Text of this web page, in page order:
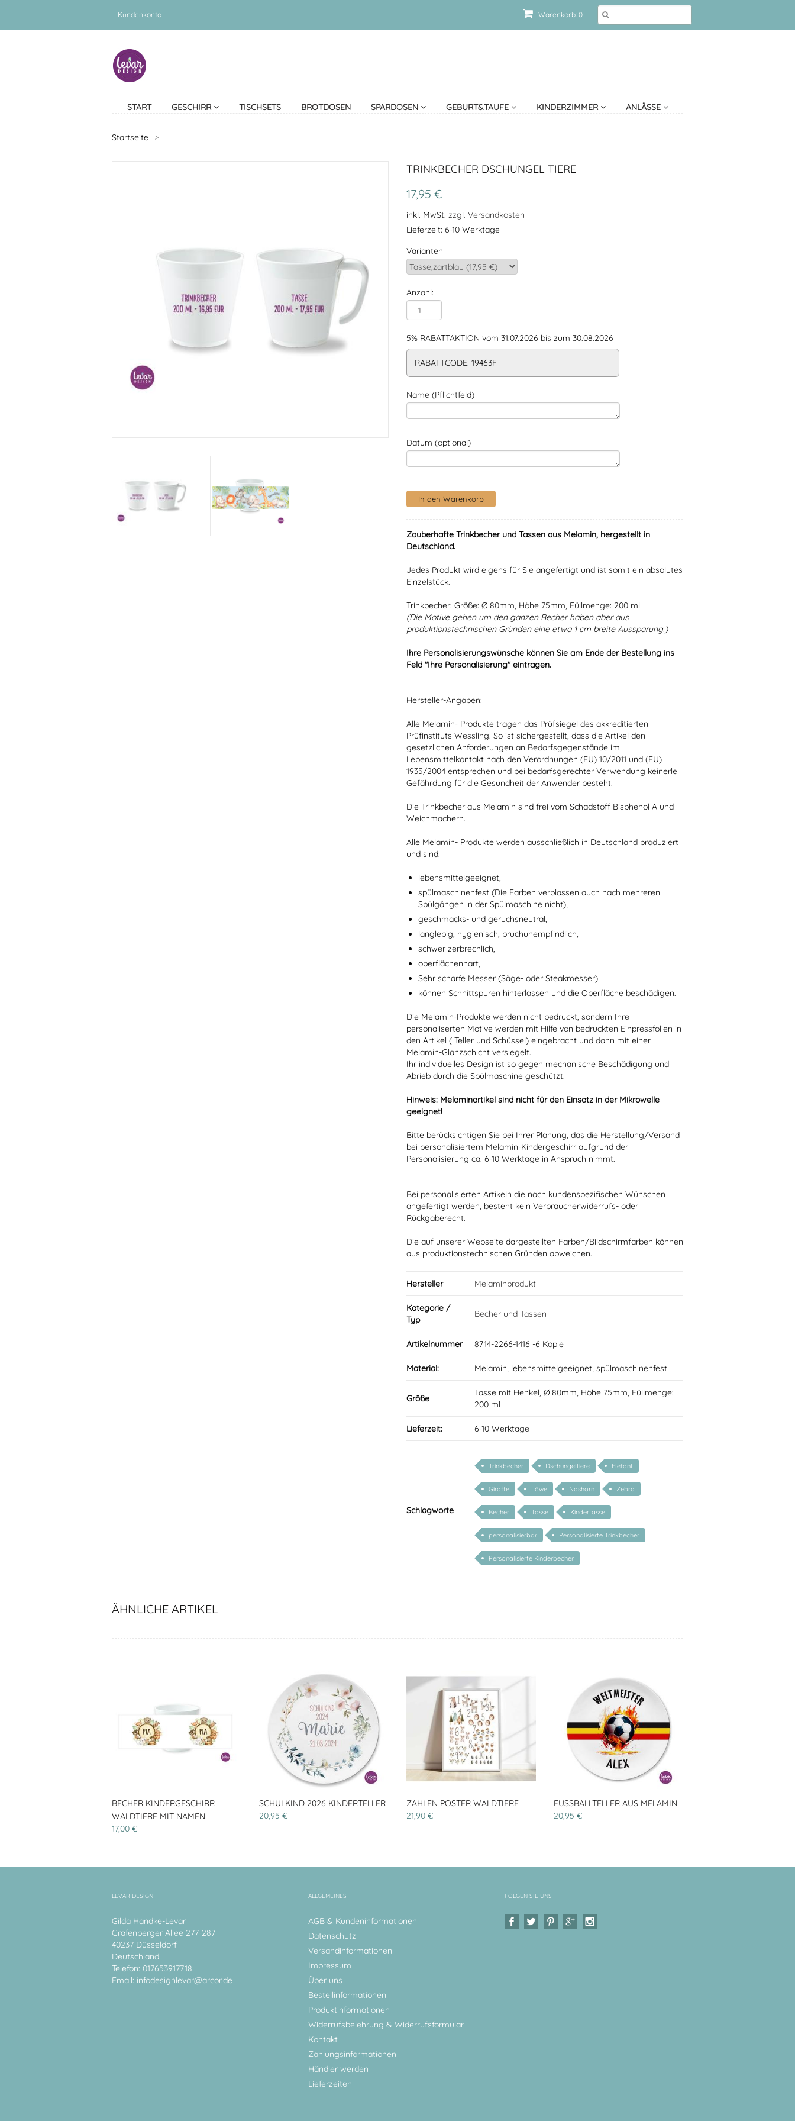
Warenkorb: 0
Kundenkonto
START GESCHIRR TISCHSETS BROTDOSEN SPARDOSEN GEBURT&TAUFE KINDERZIMMER ANLÄSSE
Startseite >
TRINKBECHER DSCHUNGEL TIERE
17,95 €
inkl. MwSt. zzgl. Versandkosten
Lieferzeit: 6-10 Werktage
Varianten
Anzahl:
5% RABATTAKTION vom 31.07.2026 bis zum 30.08.2026
RABATTCODE: 19463F
Name (Pflichtfeld)
Datum (optional)
Zauberhafte Trinkbecher und Tassen aus Melamin, hergestellt in
Deutschland.
Jedes Produkt wird eigens für Sie angefertigt und ist somit ein absolutes
Einzelstück.
Trinkbecher: Größe: Ø 80mm, Höhe 75mm, Füllmenge: 200 ml
(Die Motive gehen um den ganzen Becher haben aber aus
produktionstechnischen Gründen eine etwa 1 cm breite Aussparung.)
Ihre Personalisierungswünsche können Sie am Ende der Bestellung ins
Feld "Ihre Personalisierung" eintragen.
Hersteller-Angaben:
Alle Melamin- Produkte tragen das Prüfsiegel des akkreditierten
Prüfinstituts Wessling. So ist sichergestellt, dass die Artikel den
gesetzlichen Anforderungen an Bedarfsgegenstände im
Lebensmittelkontakt nach den Verordnungen (EU) 10/2011 und (EU)
1935/2004 entsprechen und bei bedarfsgerechter Verwendung keinerlei
Gefährdung für die Gesundheit der Anwender besteht.
Die Trinkbecher aus Melamin sind frei vom Schadstoff Bisphenol A und
Weichmachern.
Alle Melamin- Produkte werden ausschließlich in Deutschland produziert
und sind:
lebensmittelgeeignet,
spülmaschinenfest (Die Farben verblassen auch nach mehreren
Spülgängen in der Spülmaschine nicht),
geschmacks- und geruchsneutral,
langlebig, hygienisch, bruchunempfindlich,
schwer zerbrechlich,
oberflächenhart,
Sehr scharfe Messer (Säge- oder Steakmesser)
können Schnittspuren hinterlassen und die Oberfläche beschädigen.
Die Melamin-Produkte werden nicht bedruckt, sondern Ihre
personaliserten Motive werden mit Hilfe von bedruckten Einpressfolien in
den Artikel ( Teller und Schüssel) eingebracht und dann mit einer
Melamin-Glanzschicht versiegelt.
Ihr individuelles Design ist so gegen mechanische Beschädigung und
Abrieb durch die Spülmaschine geschützt.
Hinweis: Melaminartikel sind nicht für den Einsatz in der Mikrowelle
geeignet!
Bitte berücksichtigen Sie bei Ihrer Planung, das die Herstellung/Versand
bei personalisiertem Melamin-Kindergeschirr aufgrund der
Personalisierung ca. 6-10 Werktage in Anspruch nimmt.
Bei personalisierten Artikeln die nach kundenspezifischen Wünschen
angefertigt werden, besteht kein Verbraucherwiderrufs- oder
Rückgaberecht.
Die auf unserer Webseite dargestellten Farben/Bildschirmfarben können
aus produktionstechnischen Gründen abweichen.
Hersteller Melaminprodukt
Kategorie /
Typ
Becher und Tassen
Artikelnummer 8714-2266-1416 -6 Kopie
Material: Melamin, lebensmittelgeeignet, spülmaschinenfest
Größe
Tasse mit Henkel, Ø 80mm, Höhe 75mm, Füllmenge:
200 ml
Lieferzeit: 6-10 Werktage
Schlagworte
Trinkbecher Dschungeltiere Elefant
Giraffe Löwe Nashorn Zebra
Becher Tasse Kindertasse
personalisierbar Personalisierte Trinkbecher
Personalisierte Kinderbecher
ÄHNLICHE ARTIKEL
BECHER KINDERGESCHIRR
WALDTIERE MIT NAMEN
17,00 €
SCHULKIND 2026 KINDERTELLER
20,95 €
ZAHLEN POSTER WALDTIERE
21,90 €
FUSSBALLTELLER AUS MELAMIN
20,95 €
LEVAR DESIGN
Gilda Handke-Levar
Grafenberger Allee 277-287
40237 Düsseldorf
Deutschland
Telefon: 017653917718
Email: infodesignlevar@arcor.de
ALLGEMEINES
AGB & Kundeninformationen
Datenschutz
Versandinformationen
Impressum
Über uns
Bestellinformationen
Produktinformationen
Widerrufsbelehrung & Widerrufsformular
Kontakt
Zahlungsinformationen
Händler werden
Lieferzeiten
FOLGEN SIE UNS